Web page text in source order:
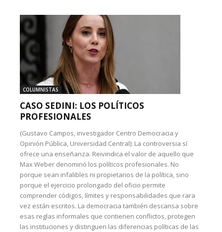
COLUMNISTAS
CASO SEDINI: LOS POLÍTICOS
PROFESIONALES
(Gustavo Campos, investigador Centro Democracia y
Opinión Pública, Universidad Central): La controversia sí
ofrece una enseñanza. Reivindica el valor de aquello que
Max Weber denominó los políticos profesionales. No
porque sean infalibles ni propietarios de la política, sino
porque el ejercicio prolongado del oficio permite
comprender códigos, límites y responsabilidades que rara
vez están escritos. La democracia también descansa sobre
esas reglas informales que contienen conflictos, protegen
las instituciones y distinguen las diferencias políticas de las